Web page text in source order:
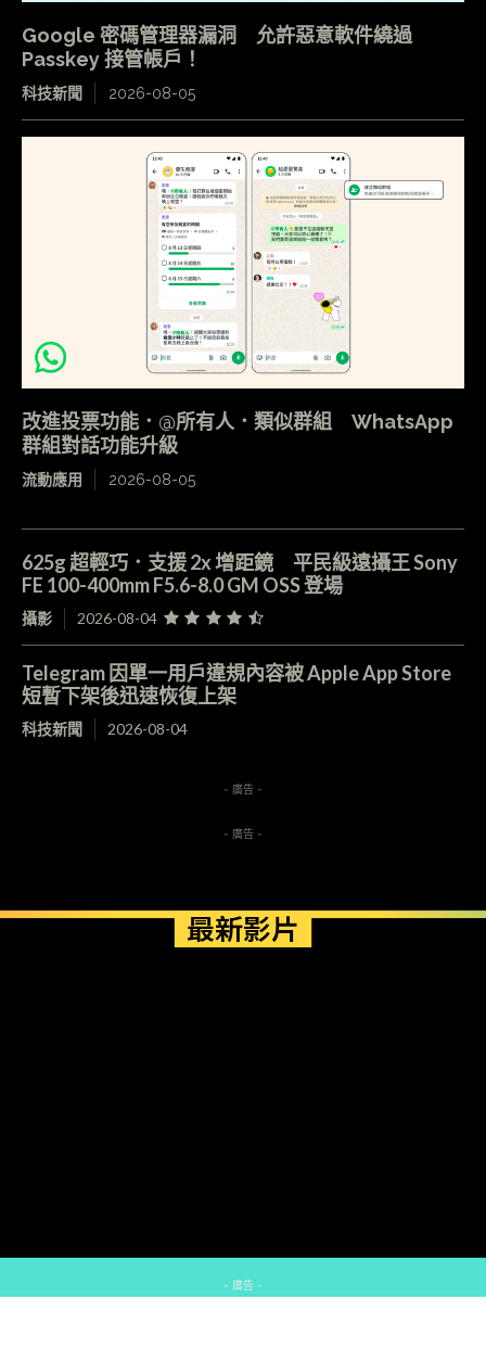
Google 密碼管理器漏洞 允許惡意軟件繞過
Passkey 接管帳戶！
科技新聞 2026-08-05
改進投票功能．@所有人．類似群組 WhatsApp
群組對話功能升級
流動應用 2026-08-05
625g 超輕巧．支援 2x 增距鏡 平民級遠攝王 Sony
FE 100-400mm F5.6-8.0 GM OSS 登場
攝影 2026-08-04
Telegram 因單一用戶違規內容被 Apple App Store
短暫下架後迅速恢復上架
科技新聞 2026-08-04
- 廣告 -
- 廣告 -
最新影片
- 廣告 -